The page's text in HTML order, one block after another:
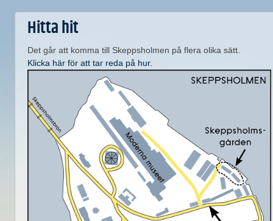
Hitta hit
Det går att komma till Skeppsholmen på flera olika sätt.
Klicka här för att tar reda på hur.